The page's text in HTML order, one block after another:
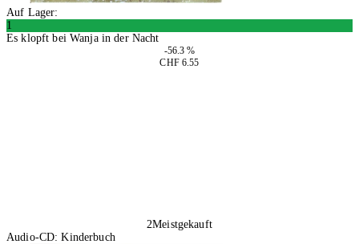
Auf Lager:
1
Es klopft bei Wanja in der Nacht
-56.3 %
CHF 6.55
2Meistgekauft
Audio-CD: Kinderbuch